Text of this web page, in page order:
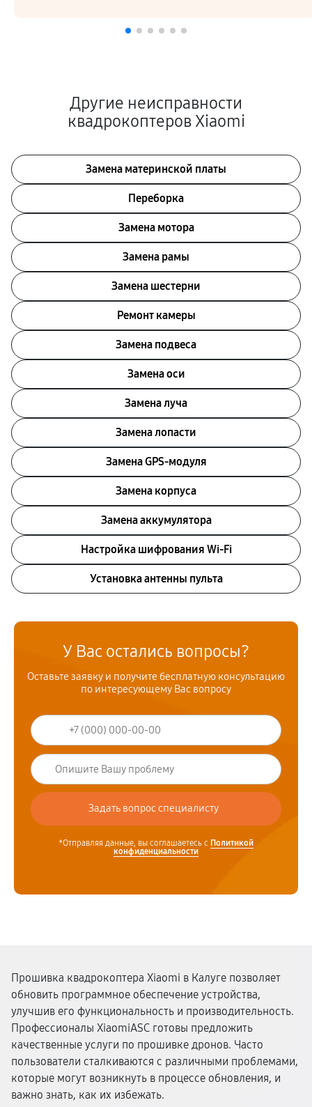
Другие неисправности
квадрокоптеров Xiaomi
Замена материнской платы
Переборка
Замена мотора
Замена рамы
Замена шестерни
Ремонт камеры
Замена подвеса
Замена оси
Замена луча
Замена лопасти
Замена GPS-модуля
Замена корпуса
Замена аккумулятора
Настройка шифрования Wi-Fi
Установка антенны пульта
У Вас остались вопросы?
Оставьте заявку и получите бесплатную консультацию
по интересующему Вас вопросу
*Отправляя данные, вы соглашаетесь с Политикой
конфиденциальности
Прошивка квадрокоптера Xiaomi в Калуге позволяет
обновить программное обеспечение устройства,
улучшив его функциональность и производительность.
Профессионалы XiaomiASC готовы предложить
качественные услуги по прошивке дронов. Часто
пользователи сталкиваются с различными проблемами,
которые могут возникнуть в процессе обновления, и
важно знать, как их избежать.